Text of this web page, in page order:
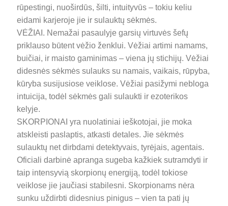
rūpestingi, nuoširdūs, šilti, intuityvūs – tokiu keliu
eidami karjeroje jie ir sulauktų sėkmės.
VĖŽIAI. Nemažai pasaulyje garsių virtuvės šefų
priklauso būtent vėžio ženklui. Vėžiai artimi namams,
buičiai, ir maisto gaminimas – viena jų stichijų. Vėžiai
didesnės sėkmės sulauks su namais, vaikais, rūpyba,
kūryba susijusiose veiklose. Vėžiai pasižymi nebloga
intuicija, todėl sėkmės gali sulaukti ir ezoterikos
kelyje.
SKORPIONAI yra nuolatiniai ieškotojai, jie moka
atskleisti paslaptis, atkasti detales. Jie sėkmės
sulauktų net dirbdami detektyvais, tyrėjais, agentais.
Oficiali darbinė apranga sugeba kažkiek sutramdyti ir
taip intensyvią skorpionų energiją, todėl tokiose
veiklose jie jaučiasi stabilesni. Skorpionams nėra
sunku uždirbti didesnius pinigus – vien ta pati jų